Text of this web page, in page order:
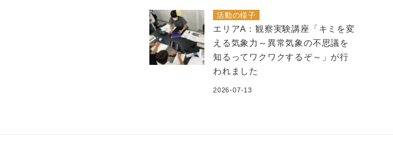
活動の様子
エリアA：観察実験講座「キミを変
える気象力～異常気象の不思議を
知るってワクワクするぞ～」が行
われました
2026-07-13